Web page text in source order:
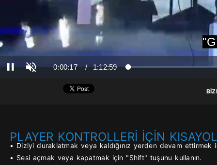
Duraklat
Süre
0:00:17 / Toplam Süre
1:12:59 Yüklendi: 0%
Yükleniyor: 0%
PLAYER KONTROLLERİ İÇİN
• Diziyi duraklatmak veya kaldığınız yerden devam ettirmek
• Sesi açmak veya kapatmak için "Shift" tuşunu kullanın.